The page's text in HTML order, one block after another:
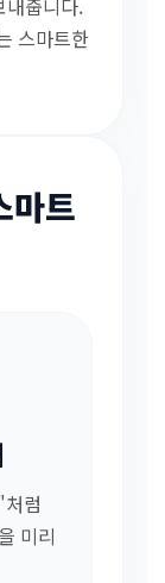
내줍니다.
스마트한
마트
럼
미리